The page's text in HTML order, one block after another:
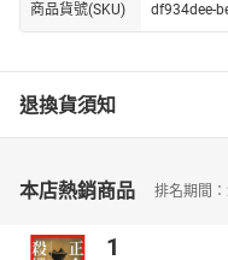
的心理策略，让不同知识
商品貨號(SKU) df934dee-
退換貨須知
本店熱銷商品 排名期間
1